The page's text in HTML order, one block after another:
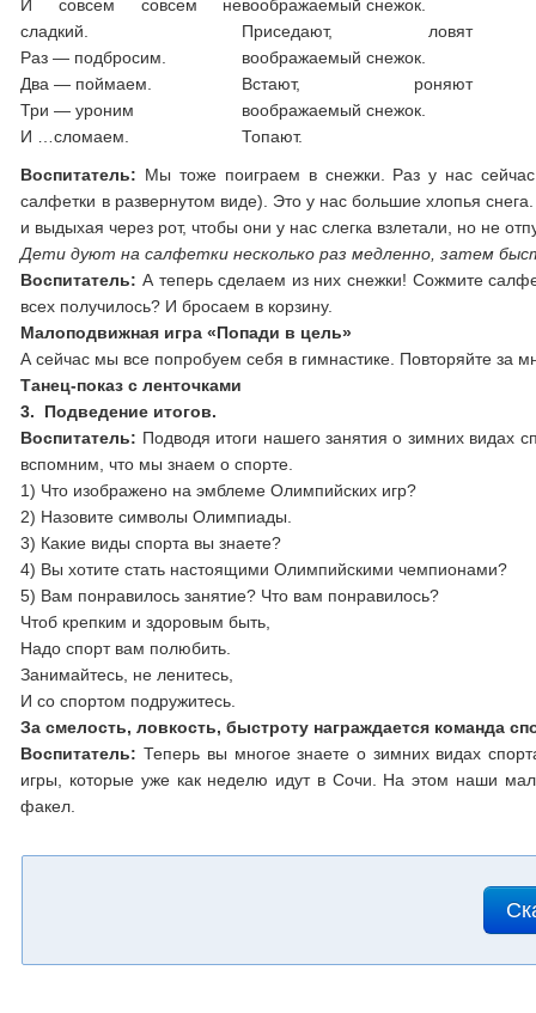
И совсем совсем не
сладкий.
Раз — подбросим.
Два — поймаем.
Три — уроним
И …сломаем.
воображаемый снежок.
Приседают, ловят
воображаемый снежок.
Встают, роняют
воображаемый снежок.
Топают.
Воспитатель: Мы тоже поиграем в снежки. Раз у нас
салфетки в развернутом виде). Это у нас большие хлопья
и выдыхая через рот, чтобы они у нас слегка взлетали, но не
Дети дуют на салфетки несколько раз медленно, затем
Воспитатель: А теперь сделаем из них снежки! Сожмите
всех получилось? И бросаем в корзину.
Малоподвижная игра «Попади в цель»
А сейчас мы все попробуем себя в гимнастике. Повторяйте за
Танец-показ с ленточками
3. Подведение итогов.
Воспитатель: Подводя итоги нашего занятия о зимних видах
вспомним, что мы знаем о спорте.
1) Что изображено на эмблеме Олимпийских игр?
2) Назовите символы Олимпиады.
3) Какие виды спорта вы знаете?
4) Вы хотите стать настоящими Олимпийскими чемпионами?
5) Вам понравилось занятие? Что вам
Чтоб крепким и здоровым быть,
Надо спорт вам полюбить.
Занимайтесь, не ленитесь,
И со спортом подружитесь.
За смелость, ловкость, быстроту награждается команда
Воспитатель:Теперь вы многое знаете о зимних видах
игры, которые уже как неделю идут в Сочи. На этом наши
факел.